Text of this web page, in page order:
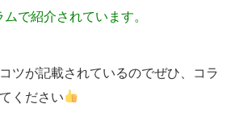
で紹介されています。
ツが記載されているのでぜひ、コラ
ください